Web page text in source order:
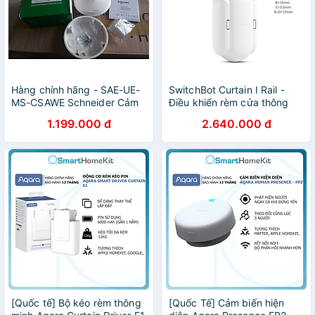
Hàng chính hãng - SAE-UE-
MS-CSAWE Schneider Cảm
1.199.000 đ
SwitchBot Curtain I Rail -
Điều khiển rèm cửa thông
Hàng chính hãng
2.640.000 đ
[Quốc tế] Bộ kéo rèm thông
[Quốc Tế] Cảm biến hiện